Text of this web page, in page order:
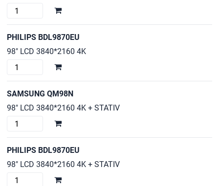
SAMSUNG
B
PHILIPS BDL9870EU
98" LCD 3840*2160 4K
PHILIPS
mängd
SAMSUNG QM98N
98" LCD 3840*2160 4K + STATIV
SAMSUNG
mängd
PHILIPS BDL9870EU
98" LCD 3840*2160 4K + STATIV
PHILIPS